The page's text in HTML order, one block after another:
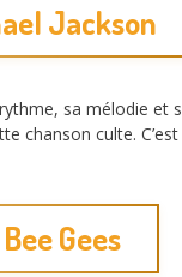
Jackson
sa mélodie
chanson culte. C’est
Gees